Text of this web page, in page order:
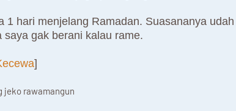
1 hari menjelang Ramadan. Suasananya udah
gak berani kalau rame.
]